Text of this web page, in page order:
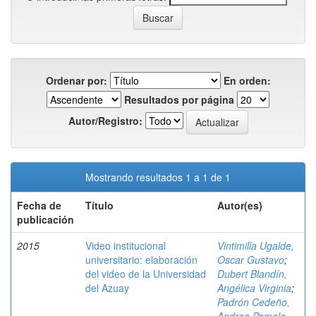
Ordenar por:
En orden:
Resultados por página
Autor/Registro:
Mostrando resultados 1 a 1 de 1
Fecha de
publicación
Título Autor(es)
2015
Video institucional
universitario: elaboración
del video de la Universidad
del Azuay
Vintimilla Ugalde,
Oscar Gustavo;
Dubert Blandín,
Angélica Virginia;
Padrón Cedeño,